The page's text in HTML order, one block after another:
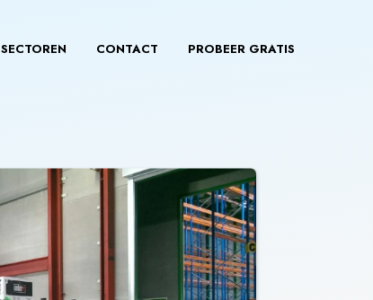
SECTOREN CONTACT PROBEER GRATIS